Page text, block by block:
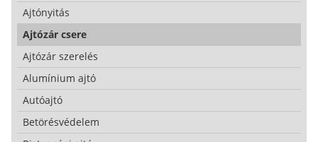
Ajtónyitás
Ajtózár csere
Ajtózár szerelés
Alumínium ajtó
Autóajtó
Betörésvédelem